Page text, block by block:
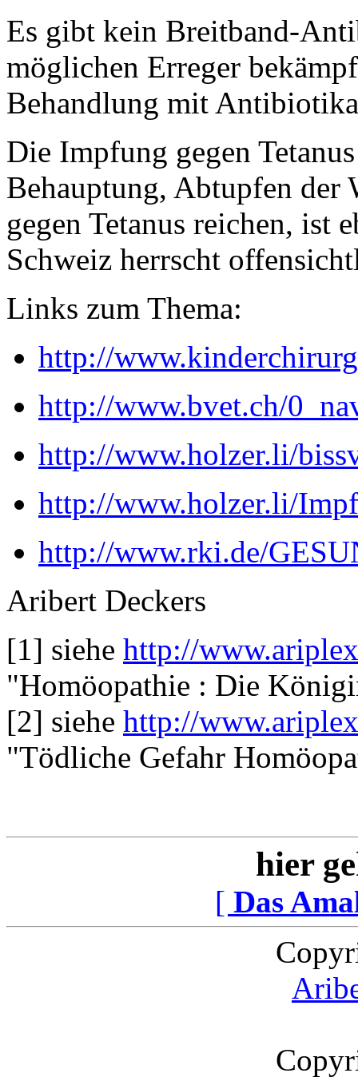
Es gibt kein Breitband-
möglichen Erreger
Behandlung mit
Die Impfung gegen
Behauptung, Abtupfen der
gegen Tetanus reichen, ist
Schweiz herrscht
Links zum Thema:
http://
http://www.bvet.ch/
http://www.holzer.li/
http://www.holzer.li/
http://www.rki.de/
Aribert Deckers
[1] siehe http://
"Homöopathie : Die
[2] siehe http://
"Tödliche Gefahr
hier
[ Das